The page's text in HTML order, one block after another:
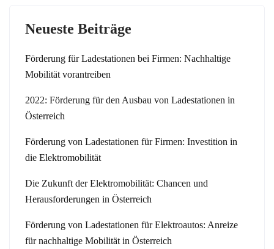
Neueste Beiträge
Förderung für Ladestationen bei Firmen: Nachhaltige
Mobilität vorantreiben
2022: Förderung für den Ausbau von Ladestationen in
Österreich
Förderung von Ladestationen für Firmen: Investition in
die Elektromobilität
Die Zukunft der Elektromobilität: Chancen und
Herausforderungen in Österreich
Förderung von Ladestationen für Elektroautos: Anreize
für nachhaltige Mobilität in Österreich